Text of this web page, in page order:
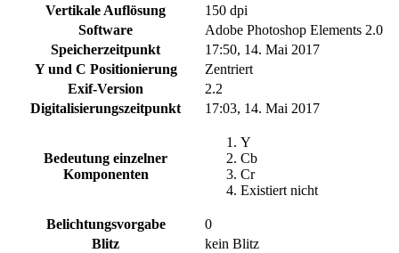
Vertikale Auflösung
150 dpi
Software
Adobe Photoshop Elements 2.0
Speicherzeitpunkt
17:50, 14. Mai 2017
Y und C Positionierung
Zentriert
Exif-Version
2.2
Digitalisierungszeitpunkt
17:03, 14. Mai 2017
Bedeutung einzelner
Komponenten
Y
Cb
Cr
Existiert nicht
Belichtungsvorgabe
0
Blitz
kein Blitz